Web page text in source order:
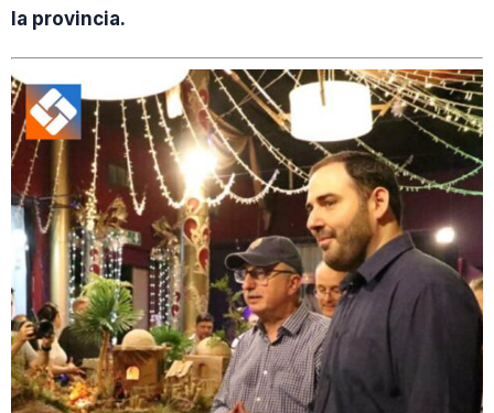
la provincia.